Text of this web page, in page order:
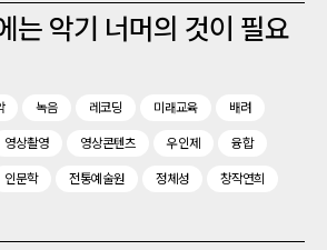
는 악기 너머의 것이 필요
녹음 레코딩 미래교육 배려
영상촬영 영상콘텐츠 우인제 융합
인문학 전통예술원 정체성 창작연희